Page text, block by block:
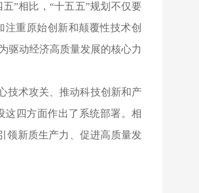
”相比，“十五五”规划不仅要
重原始创新和颠覆性技术创
驱动经济高质量发展的核心力
技术攻关、推动科技创新和产
四方面作出了系统部署。相
领新质生产力、促进高质量发